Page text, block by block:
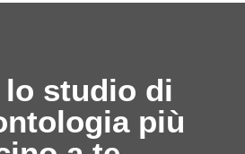
lo studio di
più